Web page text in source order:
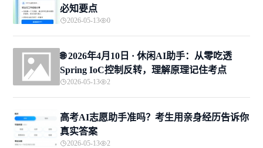
必知要点
2026-05-13 0
🌐 2026年4月10日 · 休闲AI助手：从零吃透
Spring IoC控制反转，理解原理记住考点
2026-05-13 2
高考AI志愿助手准吗？考生用亲身经历告诉你
真实答案
2026-05-13 2